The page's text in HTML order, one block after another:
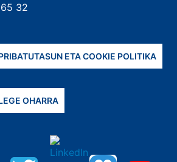
32
ETA COOKIE POLITIKA
OHARRA